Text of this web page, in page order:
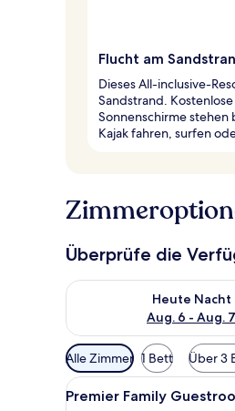
Flucht am
Dieses All-inclusive-
Sandstrand.
Sonnenschirme
Kajak fahren, surfen
Überprüfe die
Heute Nacht
Aug. 6 - Aug. 7
Überprüfe die
Verfügbare
Filter
für
Alle Zimmer 1 Bett Über 3
Alle
Fotos
7
Premier Family